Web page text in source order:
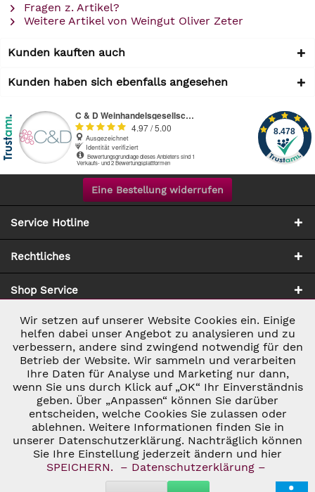
Fragen z. Artikel?
Weitere Artikel von Weingut Oliver Zeter
Kunden kauften auch
Kunden haben sich ebenfalls angesehen
Eine Bestellung widerrufen
Service Hotline
Rechtliches
Shop Service
Zahlung & Versand
* ALLE PREISE INKL. GESETZL. UMSATZSTEUER ZZGL.
VERSANDKOSTEN UND GGF. NACHNAHMEGEBÜHREN, WENN NICHT
ANDERS BESCHRIEBEN
© 2026 C&D WEINHANDEL - ALL RIGHTS RESERVED. THEME BY
THEMEWARE®
Notwendig Aktiv
Marketing Inaktiv
Tracking Inaktiv
Personalisierung Inaktiv
Wir setzen auf unserer Website Cookies ein. Einige
helfen dabei unser Angebot zu analysieren und zu
verbessern, andere sind zwingend notwendig für den
Betrieb der Website. Wir sammeln und verarbeiten
Ihre Daten für Analyse und Marketing nur dann,
wenn Sie uns durch Klick auf „OK“ Ihr Einverständnis
geben. Über „Anpassen“ können Sie darüber
entscheiden, welche Cookies Sie zulassen oder
ablehnen. Weitere Informationen finden Sie in
unserer Datenschutzerklärung. Nachträglich können
Sie Ihre Einstellung jederzeit ändern und hier
SPEICHERN.
– Datenschutzerklärung –